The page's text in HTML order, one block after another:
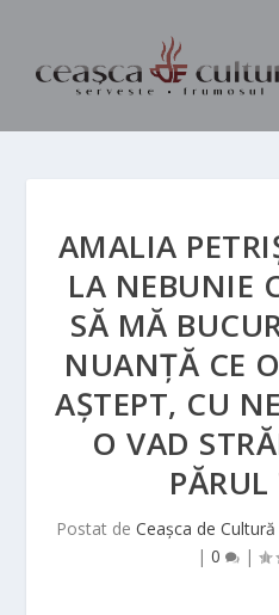
AMALIA
LA NEBUNIE
SĂ MĂ
NUANȚĂ CE
AȘTEPT, CU
O VAD
Postat de Ceașca de Cultură
| 0 |